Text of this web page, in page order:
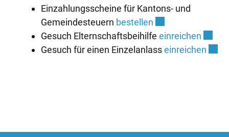
Einzahlungsscheine für Kantons- und
Gemeindesteuern bestellen
Gesuch Elternschaftsbeihilfe einreichen
Gesuch für einen Einzelanlasseinreichen